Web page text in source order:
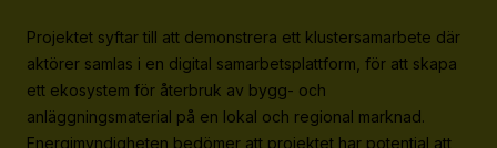
Finansiering
Utlysningar
Projektet syftar till att demonstrera ett klustersamarbete där
aktörer samlas i en digital samarbetsplattform, för att skapa
ett ekosystem för återbruk av bygg- och
anläggningsmaterial på en lokal och regional marknad.
Energimyndigheten bedömer att projektet har potential att